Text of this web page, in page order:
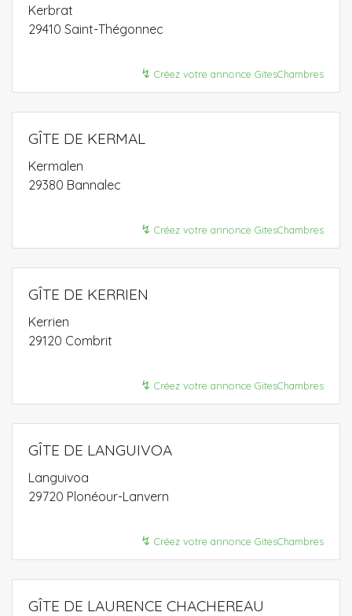
Kerbrat
29410 Saint-Thégonnec
↯ Créez votre annonce GitesChambres
GÎTE DE KERMAL
Kermalen
29380 Bannalec
↯ Créez votre annonce GitesChambres
GÎTE DE KERRIEN
Kerrien
29120 Combrit
↯ Créez votre annonce GitesChambres
GÎTE DE LANGUIVOA
Languivoa
29720 Plonéour-Lanvern
↯ Créez votre annonce GitesChambres
GÎTE DE LAURENCE CHACHEREAU